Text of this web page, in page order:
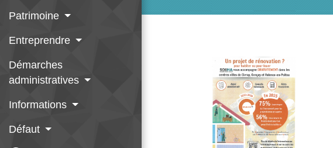
Patrimoine
Entreprendre
Démarches
administratives
Informations
Défaut